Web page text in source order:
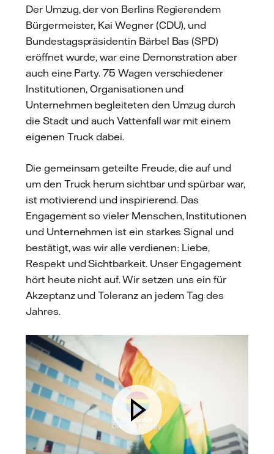
Der Umzug, der von Berlins Regierendem
Bürgermeister, Kai Wegner (CDU), und
Bundestagspräsidentin Bärbel Bas (SPD)
eröffnet wurde, war eine Demonstration aber
auch eine Party. 75 Wagen verschiedener
Institutionen, Organisationen und
Unternehmen begleiteten den Umzug durch
die Stadt und auch Vattenfall war mit einem
eigenen Truck dabei.
Die gemeinsam geteilte Freude, die auf und
um den Truck herum sichtbar und spürbar war,
ist motivierend und inspirierend. Das
Engagement so vieler Menschen, Institutionen
und Unternehmen ist ein starkes Signal und
bestätigt, was wir alle verdienen: Liebe,
Respekt und Sichtbarkeit. Unser Engagement
hört heute nicht auf. Wir setzen uns ein für
Akzeptanz und Toleranz an jedem Tag des
Jahres.